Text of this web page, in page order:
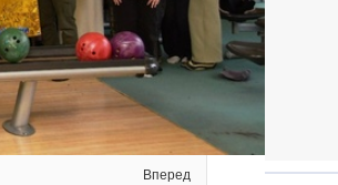
Вперед